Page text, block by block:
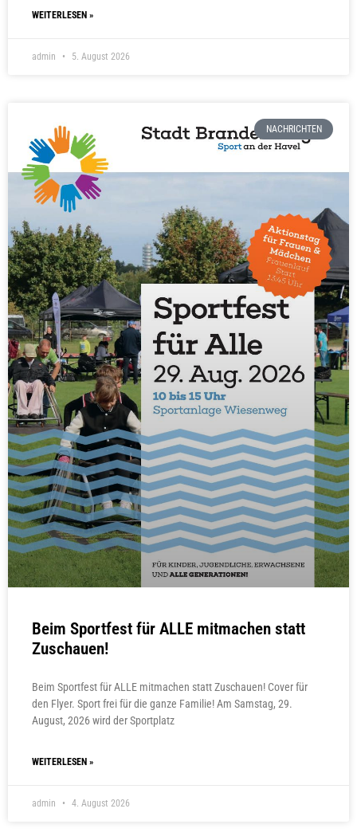
WEITERLESEN »
admin 5. August 2026
NACHRICHTEN
Beim Sportfest für ALLE mitmachen statt
Zuschauen!
Beim Sportfest für ALLE mitmachen statt Zuschauen! Cover für
den Flyer. Sport frei für die ganze Familie! Am Samstag, 29.
August, 2026 wird der Sportplatz
WEITERLESEN »
admin 4. August 2026